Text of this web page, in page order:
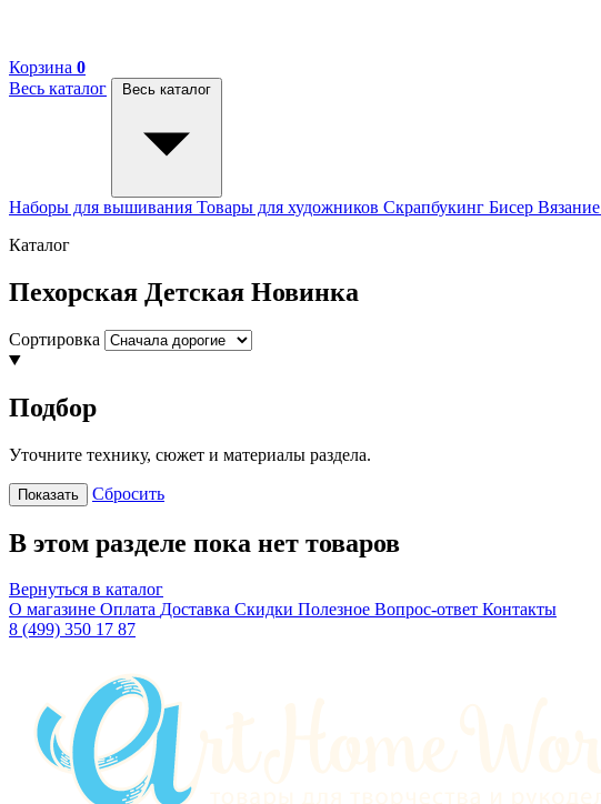
Корзина 0
Весь каталог
Весь каталог
Наборы для вышивания Товары для художников Скрапбукинг Бисер Вязание
Каталог
Пехорская Детская Новинка
Сортировка
Подбор
Уточните технику, сюжет и материалы раздела.
Показать Сбросить
В этом разделе пока нет товаров
Вернуться в каталог
О магазине Оплата Доставка Скидки Полезное Вопрос-ответ Контакты
8 (499) 350 17 87